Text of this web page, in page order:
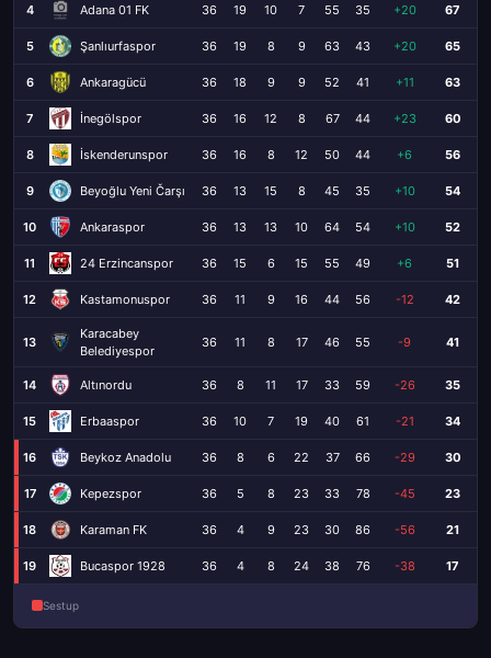
4 Adana 01 FK 36 19 10 7 55 35 +20 67
5 Şanlıurfaspor 36 19 8 9 63 43 +20 65
6 Ankaragücü 36 18 9 9 52 41 +11 63
7 İnegölspor 36 16 12 8 67 44 +23 60
8 İskenderunspor 36 16 8 12 50 44 +6 56
9 Beyoğlu Yeni Čarşı 36 13 15 8 45 35 +10 54
10 Ankaraspor 36 13 13 10 64 54 +10 52
11 24 Erzincanspor 36 15 6 15 55 49 +6 51
12 Kastamonuspor 36 11 9 16 44 56 -12 42
13
Karacabey
Belediyespor
36 11 8 17 46 55 -9 41
14 Altınordu 36 8 11 17 33 59 -26 35
15 Erbaaspor 36 10 7 19 40 61 -21 34
16 Beykoz Anadolu 36 8 6 22 37 66 -29 30
17 Kepezspor 36 5 8 23 33 78 -45 23
18 Karaman FK 36 4 9 23 30 86 -56 21
19 Bucaspor 1928 36 4 8 24 38 76 -38 17
Sestup